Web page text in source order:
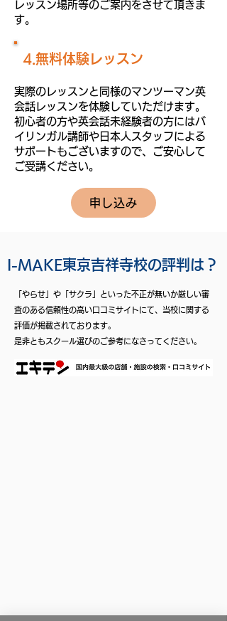
レッスン場所等のご案内をさせて頂きま
す。
4.無料体験レッスン
実際のレッスンと同様のマンツーマン英
会話レッスンを体験していただけます。
初心者の方や英会話未経験者の方にはバ
イリンガル講師や日本人スタッフによる
サポートもございますので、ご安心して
ご受講ください。
申し込み
I-MAKE東京吉祥寺校の評判は？
「やらせ」や「サクラ」といった不正が無いか厳しい審
査のある信頼性の高い口コミサイトにて、当校に関する
評価が掲載されております。
是非ともスクール選びのご参考になさってください。